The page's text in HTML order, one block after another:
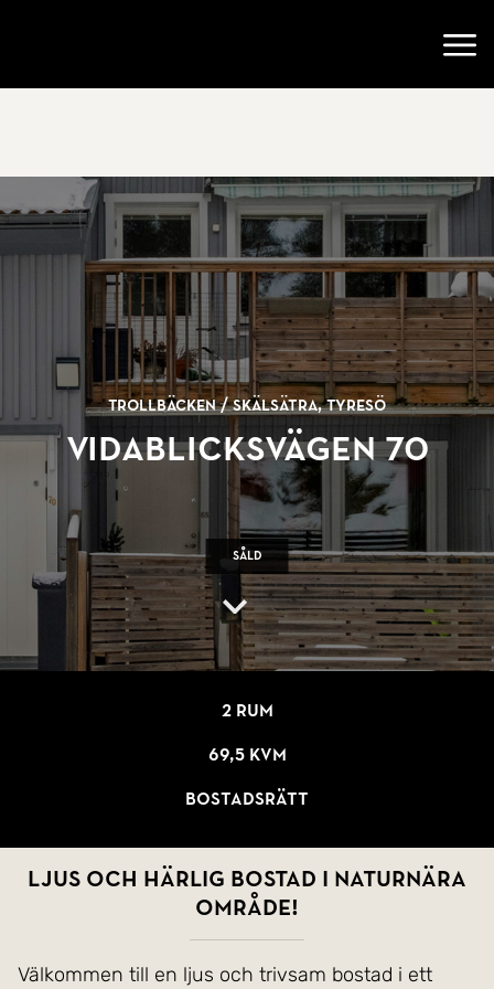
Trollbäcken /Skälsätra, Tyresö
Vidablicksvägen 70
Såld
2 rum
69,5 kvm
Bostadsrätt
Ljus och härlig bostad i naturnära
område!
Välkommen till en ljus och trivsam bostad i ett